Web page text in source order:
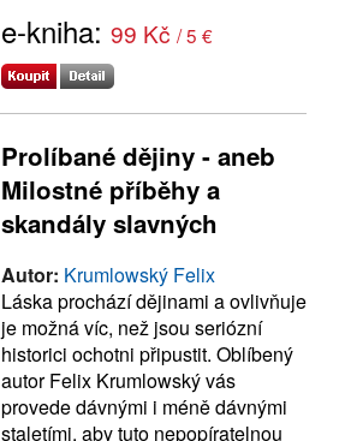
e-kniha: 99 Kč / 5 €
Prolíbané dějiny - aneb
Milostné příběhy a
skandály slavných
Autor: Krumlowský Felix
Láska prochází dějinami a ovlivňuje
je možná víc, než jsou seriózní
historici ochotni připustit. Oblíbený
autor Felix Krumlowský vás
provede dávnými i méně dávnými
staletími, aby tuto nepopíratelnou